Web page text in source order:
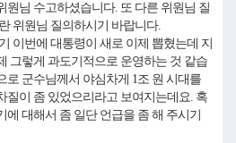
원님 수고하셨습니다. 또 다른 위원님 질
위원님 질의하시기 바랍니다.
이번에 대통령이 새로 이제 뽑혔는데 지
그렇게 과도기적으로 운영하는 것 같습
로 군수님께서 야심차게 1조 원 시대를
질이 좀 있었으리라고 보여지는데요. 혹
대해서 좀 일단 언급을 좀 해 주시기